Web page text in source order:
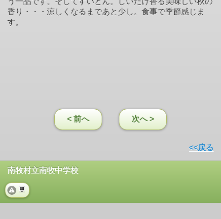
香り・・・涼しくなるまであと少し。食事で季節感じま
す。
< 前へ 次へ >
<<戻る
南牧村立南牧中学校